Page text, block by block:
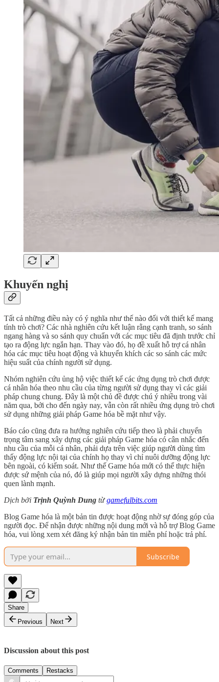
Khuyến nghị
Tất cả những điều này có ý nghĩa như thế nào đối với thiết kế mang
tính trò chơi? Các nhà nghiên cứu kết luận rằng cạnh tranh, so sánh
ngang hàng và so sánh quy chuẩn với các mục tiêu đã định trước chỉ
tạo ra động lực ngắn hạn. Thay vào đó, họ đề xuất hỗ trợ cá nhân
hóa các mục tiêu hoạt động và khuyến khích các so sánh các mức
hiệu suất của chính người sử dụng.
Nhóm nghiên cứu ủng hộ việc thiết kế các ứng dụng trò chơi được
cá nhân hóa theo nhu cầu của từng người sử dụng thay vì các giải
pháp chung chung. Đây là một chủ đề được chú ý nhiều trong vài
năm qua, bởi cho đến ngày nay, vẫn còn rất nhiều ứng dụng trò chơi
sử dụng những giải pháp Game hóa bề mặt như vậy.
Báo cáo cũng đưa ra hướng nghiên cứu tiếp theo là phải chuyển
trọng tâm sang xây dựng các giải pháp Game hóa có cân nhắc đến
nhu cầu của mỗi cá nhân, phải dựa trên việc giúp người dùng tìm
thấy động lực nội tại của chính họ thay vì chỉ nuôi dưỡng động lực
bên ngoài, có kiểm soát. Như thế Game hóa mới có thể thực hiện
được sứ mệnh của nó, đó là giúp mọi người xây dựng những thói
quen lành mạnh.
Dịch bởi Trịnh Quỳnh Dung từgamefulbits.com
Blog Game hóa là một bản tin được hoạt động nhờ sự đóng góp của
người đọc. Để nhận được những nội dung mới và hỗ trợ Blog Game
hóa, vui lòng xem xét đăng ký nhận bản tin miễn phí hoặc trả phí.
Subscribe
Share
Previous
Next
Discussion about this post
Comments Restacks